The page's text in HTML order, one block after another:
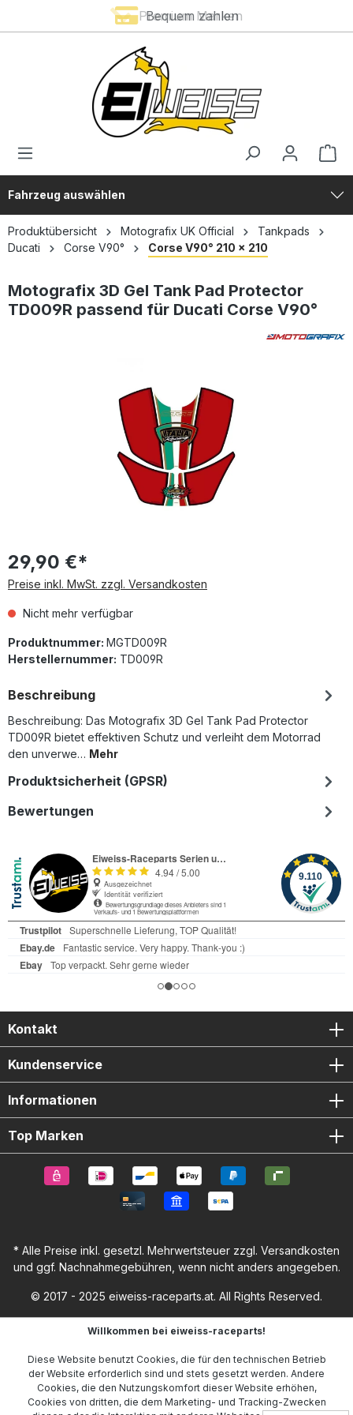
Premium Marken
Bequem zahlen
Fahrzeug auswählen
Produktübersicht Motografix UK Official
Tankpads
Ducati
Corse V90° Corse V90° 210 x 210
Motografix 3D Gel Tank Pad Protector
TD009R passend für Ducati Corse V90°
29,90 €*
Preise inkl. MwSt. zzgl. Versandkosten
Nicht mehr verfügbar
Produktnummer: MGTD009R
Herstellernummer: TD009R
Beschreibung
Beschreibung: Das Motografix 3D Gel Tank Pad Protector
TD009R bietet effektiven Schutz und verleiht dem Motorrad
den unverwe… Mehr
Produktsicherheit (GPSR)
Bewertungen
Kontakt
Kundenservice
Informationen
Top Marken
* Alle Preise inkl. gesetzl. Mehrwertsteuer zzgl. Versandkosten
und ggf. Nachnahmegebühren, wenn nicht anders angegeben.
© 2017 - 2025 eiweiss-raceparts.at. All Rights Reserved.
Willkommen bei eiweiss-raceparts!
Diese Website benutzt Cookies, die für den technischen Betrieb
der Website erforderlich sind und stets gesetzt werden. Andere
Cookies, die den Nutzungskomfort dieser Website erhöhen,
Cookies von dritten, die dem Marketing- und Tracking-Zwecken